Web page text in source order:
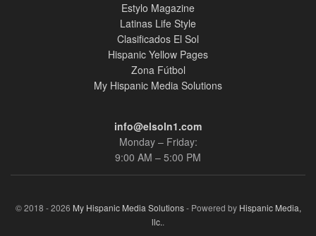
Estylo Magazine
Latinas Life Style
Clasificados El Sol
Hispanic Yellow Pages
Zona Fútbol
My Hispanic Media Solutions
info@elsoln1.com
Monday – Friday:
9:00 AM – 5:00 PM
© 2018 - 2026 My Hispanic Media Solutions- Powered by Hispanic Media,
llc..